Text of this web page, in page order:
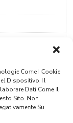
Come I Cookie
Dispositivo. Il
Dati Come Il
Sito. Non
Su